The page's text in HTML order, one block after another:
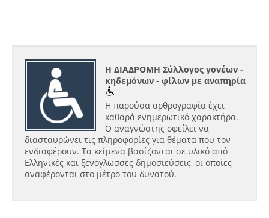
Η ΔΙΑΔΡΟΜΗ Σύλλογος γονέων -
κηδεμόνων - φίλων με αναπηρία
Η παρούσα αρθρογραφία έχει
καθαρά ενημερωτικό χαρακτήρα.
Ο αναγνώστης οφείλει να
διασταυρώνει τις πληροφορίες για θέματα που τον
ενδιαφέρουν. Τα κείμενα βασίζονται σε υλικό από
Ελληνικές και ξενόγλωσσες δημοσιεύσεις, οι οποίες
αναφέρονται στο μέτρο του δυνατού.